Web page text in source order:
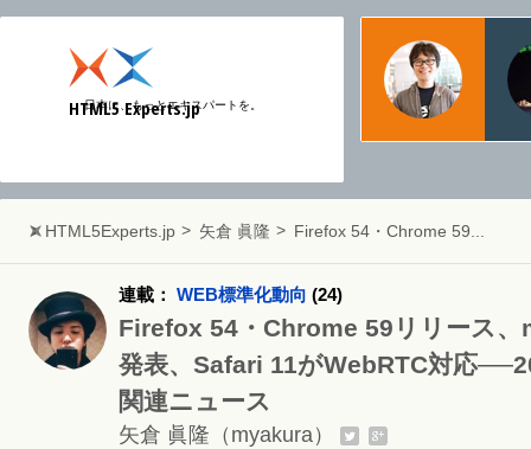
HTML5 Experts.jp
日本に、もっとエキスパートを。
物
日本
Web
HTML5Experts.jp 矢倉 眞隆 Firefox 54・Chrome 59...
Firefox 54・Chrome 59リリース
発表、Safari 11がWebRTC対応
関連ニュース
矢倉 眞隆 （myakura）
連載： WEB標準化動向 (24)